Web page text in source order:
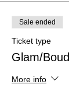
Sale ended
Ticket type
Glam/
More info